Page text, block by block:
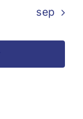
sep